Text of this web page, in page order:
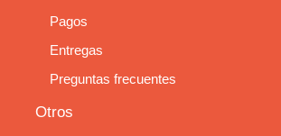
Pagos
Entregas
Preguntas frecuentes
Otros